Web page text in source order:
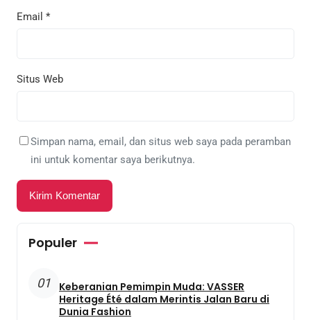
Email *
Situs Web
Simpan nama, email, dan situs web saya pada peramban
ini untuk komentar saya berikutnya.
Populer
01
Keberanian Pemimpin Muda: VASSER
Heritage Été dalam Merintis Jalan Baru di
Dunia Fashion